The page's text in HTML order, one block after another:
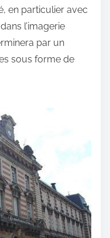
en particulier avec
l’imagerie
par un
sous forme de